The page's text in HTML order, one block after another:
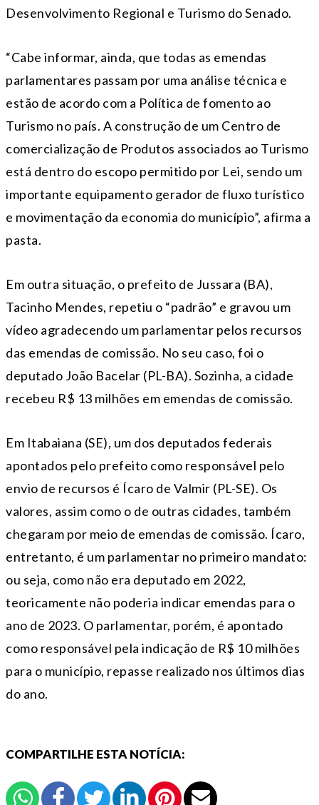
Desenvolvimento Regional e Turismo do Senado.
“Cabe informar, ainda, que todas as emendas
parlamentares passam por uma análise técnica e
estão de acordo com a Política de fomento ao
Turismo no país. A construção de um Centro de
comercialização de Produtos associados ao Turismo
está dentro do escopo permitido por Lei, sendo um
importante equipamento gerador de fluxo turístico
e movimentação da economia do município”, afirma a
pasta.
Em outra situação, o prefeito de Jussara (BA),
Tacinho Mendes, repetiu o “padrão” e gravou um
vídeo agradecendo um parlamentar pelos recursos
das emendas de comissão. No seu caso, foi o
deputado João Bacelar (PL-BA). Sozinha, a cidade
recebeu R$ 13 milhões em emendas de comissão.
Em Itabaiana (SE), um dos deputados federais
apontados pelo prefeito como responsável pelo
envio de recursos é Ícaro de Valmir (PL-SE). Os
valores, assim como o de outras cidades, também
chegaram por meio de emendas de comissão. Ícaro,
entretanto, é um parlamentar no primeiro mandato:
ou seja, como não era deputado em 2022,
teoricamente não poderia indicar emendas para o
ano de 2023. O parlamentar, porém, é apontado
como responsável pela indicação de R$ 10 milhões
para o município, repasse realizado nos últimos dias
do ano.
COMPARTILHE ESTA NOTÍCIA: